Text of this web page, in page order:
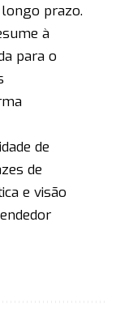
prazo.
à
para o
de
de
e visão